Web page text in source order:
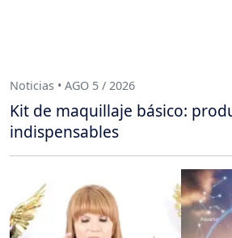
Noticias • AGO 5 / 2026
Kit de maquillaje básico:
indispensables